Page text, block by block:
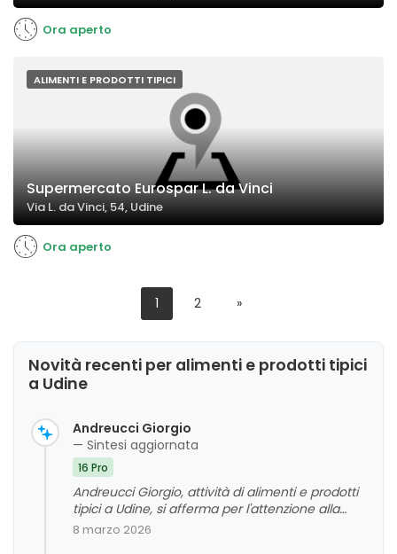
Ora aperto
ALIMENTI E PRODOTTI TIPICI
Supermercato Eurospar L. da Vinci
Via L. da Vinci, 54, Udine
Ora aperto
1 2 »
Novità recenti per alimenti e prodotti tipici
a Udine
Andreucci Giorgio
— Sintesi aggiornata
16 Pro
Andreucci Giorgio, attività di alimenti e prodotti
tipici a Udine, si afferma per l'attenzione alla
qualità dei prodotti stagionali e del territorio,
8 marzo 2026